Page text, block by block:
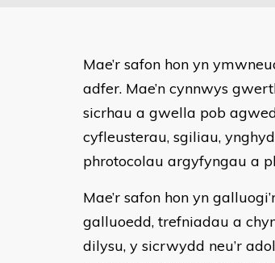
Mae’r safon hon yn
adfer. Mae’n cynnwys
sicrhau a gwella pob
cyfleusterau, sgiliau,
phrotocolau argyfyngau a
Mae’r safon hon yn
galluoedd, trefniadau a
dilysu, y sicrwydd neu’r